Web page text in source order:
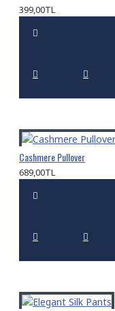
399,00TL
Cashmere Pullover
689,00TL